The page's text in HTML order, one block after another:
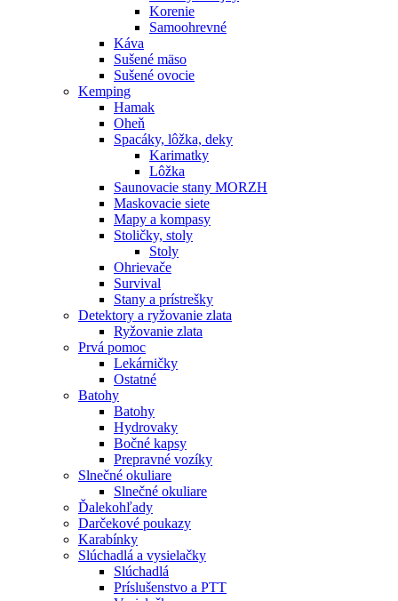
Korenie
Samoohrevné
Káva
Sušené mäso
Sušené ovocie
Kemping
Hamak
Oheň
Spacáky, lôžka, deky
Karimatky
Lôžka
Saunovacie stany MORZH
Maskovacie siete
Mapy a kompasy
Stoličky, stoly
Stoly
Ohrievače
Survival
Stany a prístrešky
Detektory a ryžovanie zlata
Ryžovanie zlata
Prvá pomoc
Lekárničky
Ostatné
Batohy
Batohy
Hydrovaky
Bočné kapsy
Prepravné vozíky
Slnečné okuliare
Slnečné okuliare
Ďalekohľady
Darčekové poukazy
Karabínky
Slúchadlá a vysielačky
Slúchadlá
Príslušenstvo a PTT